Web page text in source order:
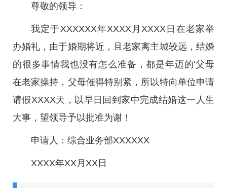
尊敬的领导：
我定于XXXXXX年XXXX月XXXX日在老家举
办婚礼，由于婚期将近，且老家离主城较远，结婚
的很多事情我也没有怎么准备，都是年迈的'父母
在老家操持，父母催得特别紧，所以特向单位申请
请假XXXX天，以早日回到家中完成结婚这一人生
大事，望领导予以批准为谢！
申请人：综合业务部XXXXXX
XXXX年XX月XX日